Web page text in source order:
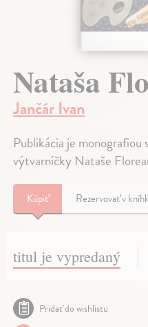
Nataša
Jančár Ivan
Publikácia je
výtvarníčky Nataše
Kúpiť Rezervovať v
titul je vypredaný
Pridať do wishlistu